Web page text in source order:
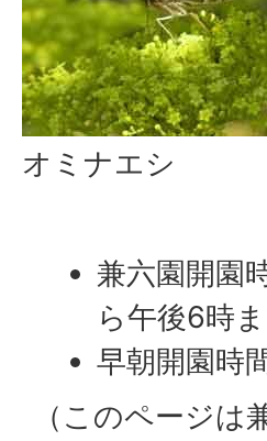
オミナエシ
兼六園開園
ら午後6時
早朝開園時
（このページ